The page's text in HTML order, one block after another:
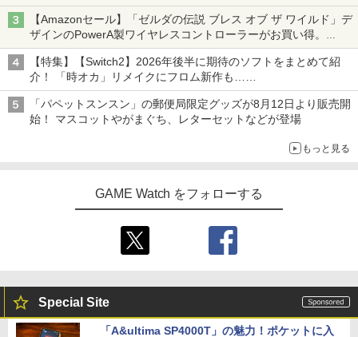
【Amazonセール】「ゼルダの伝説 ブレス オブ ザ ワイルド」デ
ザインのPowerA製ワイヤレスコントローラーがお買い得。
Switch2でも使用可能
【特集】【Switch2】2026年後半に期待のソフトをまとめて紹
介！ 「時オカ」リメイクにフロム新作も……
「パペットスンスン」の郵便局限定グッズが8月12日より販売開
始！ マスコットやがまぐち、レターセットなどが登場
もっと見る
GAME Watch をフォローする
Special Site
「A&ultima SP4000T」の魅力！ポケットに入